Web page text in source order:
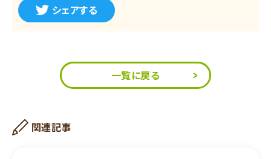
シェアする
一覧に戻る
関連記事